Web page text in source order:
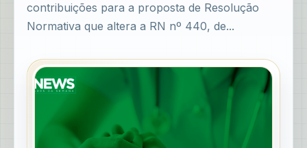
contribuições para a proposta de Resolução
Normativa que altera a RN nº 440, de...